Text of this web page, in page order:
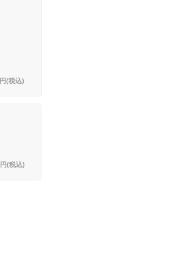
円(税込)
円(税込)